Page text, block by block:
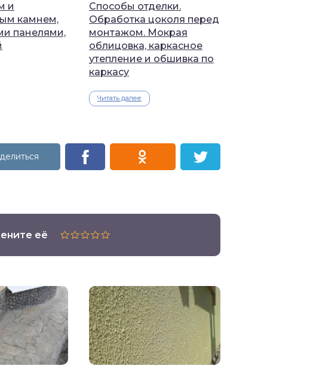
и
камнем,
панелями,
Способы отделки.
Обработка цоколя перед
монтажом. Мокрая
облицовка, каркасное
утепление и обшивка по
каркасу
Читать далее
её